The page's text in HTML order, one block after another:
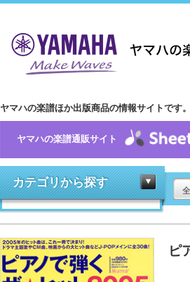
ヤマハの楽譜ほか出版商品の情報サイトです。
ヤマハの楽譜通販サイト
カテゴリから探す
ピ